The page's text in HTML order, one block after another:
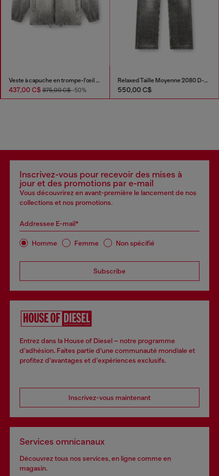
Veste à capuche en trompe-l'œil JoggJeans
437,00 C$ 875,00 C$-50%
Relaxed Taille Moyenne 2080 D-Reel Joggjeans®
550,00 C$
Inscrivez-vous pour recevoir des mises à
jour et des promotions par e-mail
Vous découvrirez en avant-première le lancement de nos
collections et nos promotions.
Addressee E-mail*
Homme Femme Non spécifié
Subscribe
Entrez dans la House of Diesel – notre programme
d’adhésion. Faites partie d’une communauté mondiale et
profitez d’avantages et d’expériences exclusifs.
Inscrivez-vous maintenant
Services omnicanaux
Découvrez tous nos services, en ligne comme en
magasin.